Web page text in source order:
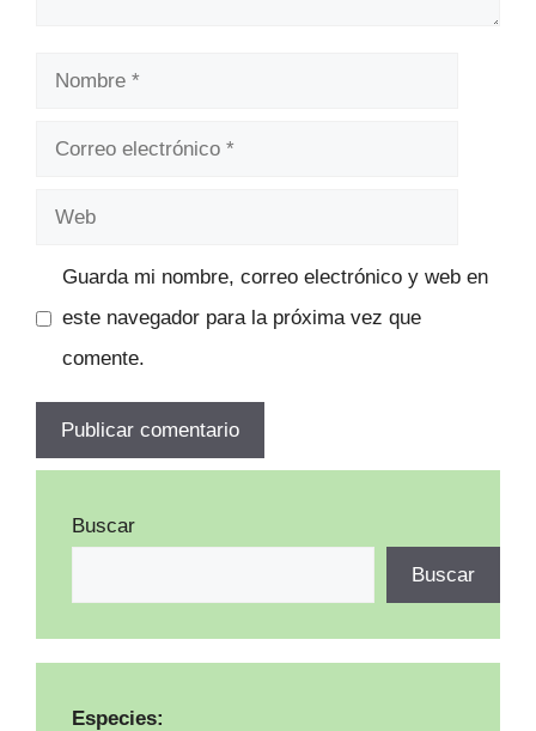
Nombre
Correo
Web
Guarda mi nombre, correo electrónico y web en
este navegador para la próxima vez que
comente.
Buscar
Buscar
Especies: